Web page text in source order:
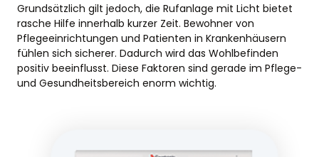
Grundsätzlich gilt jedoch, die Rufanlage mit Licht bietet
rasche Hilfe innerhalb kurzer Zeit. Bewohner von
Pflegeeinrichtungen und Patienten in Krankenhäusern
fühlen sich sicherer. Dadurch wird das Wohlbefinden
positiv beeinflusst. Diese Faktoren sind gerade im Pflege-
und Gesundheitsbereich enorm wichtig.